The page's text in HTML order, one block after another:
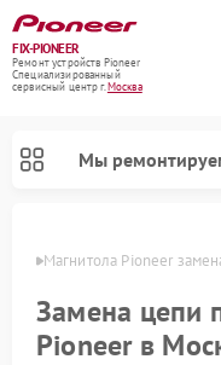
FIX-PIONEER
Ремонт устройств Pioneer
Специализированный
cервисный центр г.Москва
Мы
Магнитола Pioneer
Замена цепи
Pioneer в